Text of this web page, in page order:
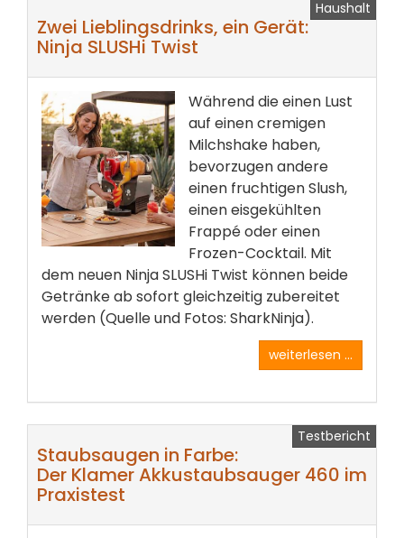
Haushalt
Zwei Lieblingsdrinks, ein Gerät:
Ninja SLUSHi Twist
Während die einen Lust
auf einen cremigen
Milchshake haben,
bevorzugen andere
einen fruchtigen Slush,
einen eisgekühlten
Frappé oder einen
Frozen-Cocktail. Mit
dem neuen Ninja SLUSHi Twist können beide
Getränke ab sofort gleichzeitig zubereitet
werden (Quelle und Fotos: SharkNinja).
weiterlesen ...
Testbericht
Staubsaugen in Farbe:
Der Klamer Akkustaubsauger 460 im
Praxistest